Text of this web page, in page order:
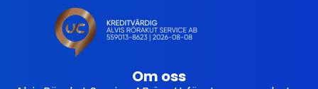
Om oss